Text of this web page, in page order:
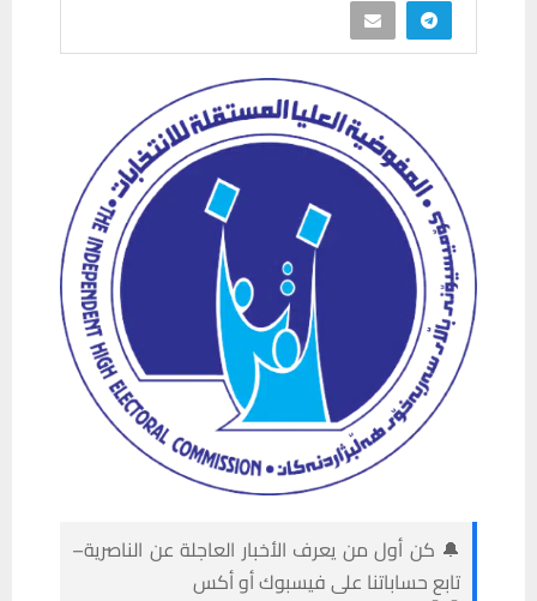
🔔 كن أول من يعرف الأخبار العاجلة عن الناصرية–
تابع حساباتنا على فيسبوك أو أكس